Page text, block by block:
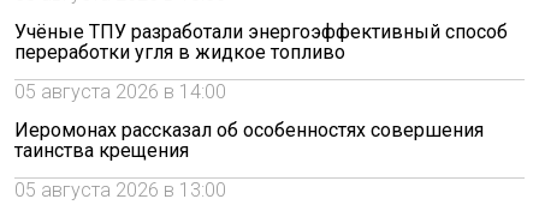
Учёные ТПУ разработали энергоэффективный способ
переработки угля в жидкое топливо
05 августа 2026 в 14:00
Иеромонах рассказал об особенностях совершения
таинства крещения
05 августа 2026 в 13:00